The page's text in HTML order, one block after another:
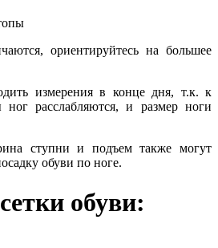
ориентируйтесь на большее
измерения в конце дня, т.к. к
расслабляются, и размер ноги
ступни и подъем также могут
обуви по ноге.
обуви: